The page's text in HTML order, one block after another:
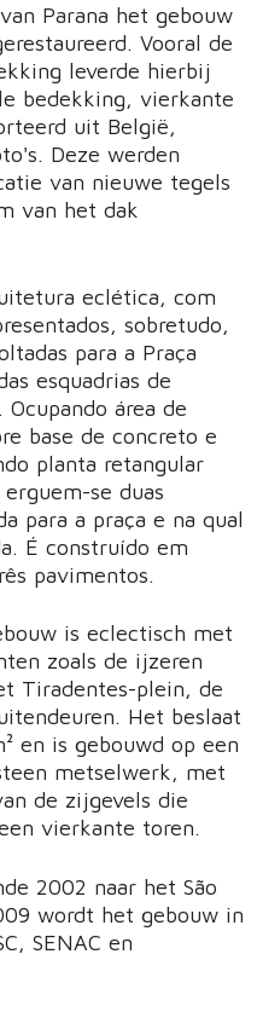
Parana het gebouw
Vooral de
leverde hierbij
bedekking, vierkante
uit België,
Deze werden
van nieuwe tegels
van het dak
eclética, com
sobretudo,
para a Praça
esquadrias de
área de
base de concreto e
planta retangular
se duas
para a praça e na qual
É construído em
pavimentos.
is eclectisch met
zoals de ijzeren
Tiradentes-plein, de
Het beslaat
en is gebouwd op een
metselwerk, met
de zijgevels die
vierkante toren.
2002 naar het São
wordt het gebouw in
SENAC en